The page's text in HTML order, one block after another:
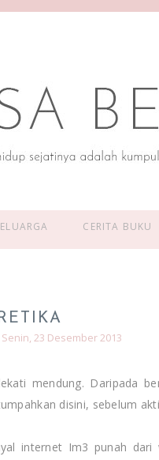
CERITA BUKU
Senin, 23 Desember 2013
mendung. Daripada
disini, sebelum
internet Im3 punah dari